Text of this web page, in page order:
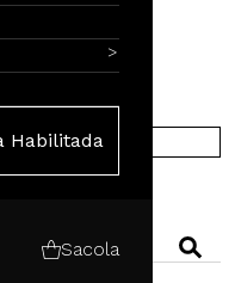
Habilitada
Sacola
Nome
EUROPA